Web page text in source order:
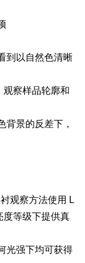
到以自然色清晰
观察样品轮廓和
背景的反差下，
观察方法使用 L
度等级下提供真
光强下均可获得